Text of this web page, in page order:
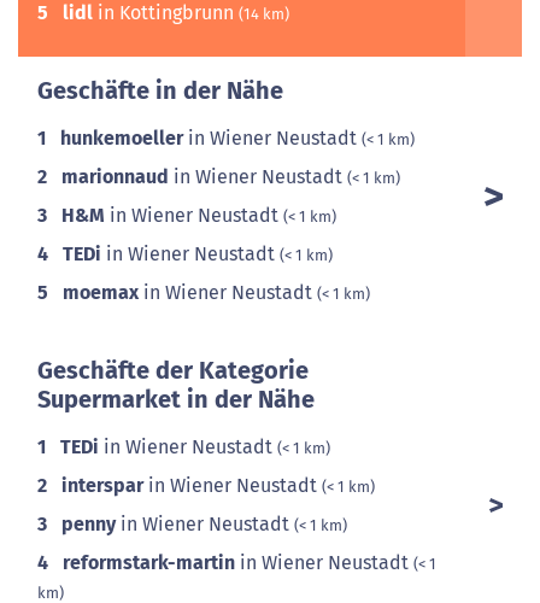
5 lidl in Kottingbrunn (14 km)
Geschäfte in der Nähe
1 hunkemoellerin Wiener Neustadt (< 1 km)
2 marionnaud in Wiener Neustadt (< 1 km)
3 H&M in Wiener Neustadt (< 1 km)
4 TEDi in Wiener Neustadt (< 1 km)
5 moemax in Wiener Neustadt (< 1 km)
Geschäfte der Kategorie
Supermarket in der Nähe
1 TEDi in Wiener Neustadt (< 1 km)
2 intersparin Wiener Neustadt (< 1 km)
3 pennyin Wiener Neustadt (< 1 km)
4 reformstark-martin in Wiener Neustadt (< 1
km)